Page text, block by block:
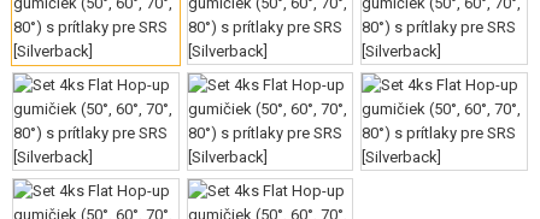
GRANÁTOMETY, GRANÁTY
GULIČKY, PLYN
AKUMULÁTORY, NABÍJAČKY
ZÁSOBNÍKY, PLNIČKY